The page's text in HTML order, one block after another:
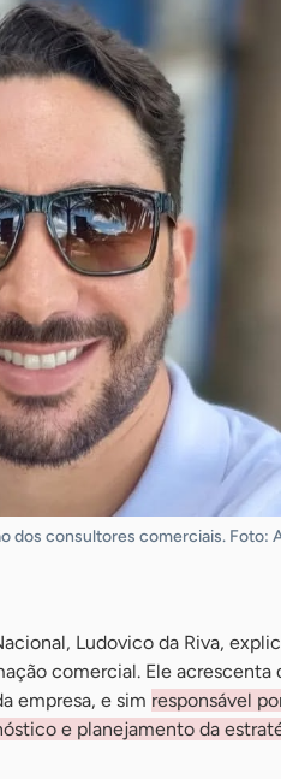
dos consultores comerciais. Foto:
Ludovico da Riva,
comercial. Ele acrescenta
empresa, e sim responsável
e planejamento da